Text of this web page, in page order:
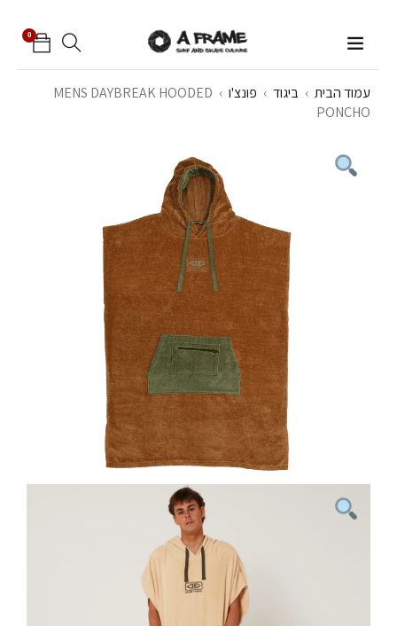
0
עמוד הבית › ביגוד › פונצ'ו ›
MENS DAYBREAK HOODED
PONCHO